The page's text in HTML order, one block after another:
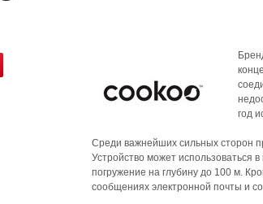
год
Среди важнейших сильных сторон
Устройство может использоваться
погружение на глубину до 100 м.
сообщениях электронной почты и